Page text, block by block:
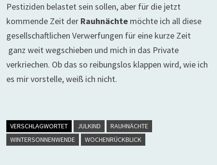
Pestiziden belastet sein sollen, aber für die jetzt
kommende Zeit der Rauhnächtemöchte ich all diese
gesellschaftlichen Verwerfungen für eine kurze Zeit
ganz weit wegschieben und mich in das Private
verkriechen. Ob das so reibungslos klappen wird, wie ich
es mir vorstelle, weiß ich nicht.
VERSCHLAGWORTET JULKIND
RAUHNÄCHTE
WINTERSONNENWENDE
WOCHENRÜCKBLICK